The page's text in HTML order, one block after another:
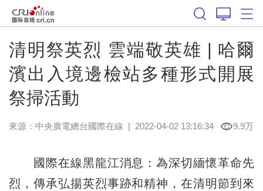
清明祭英烈 雲端敬英雄 | 哈爾
濱出入境邊檢站多種形式開展
祭掃活動
來源：中央廣電總台國際在線 | 2022-04-02 13:16:34 9.9万
國際在線黑龍江消息：為深切緬懷革命先
烈，傳承弘揚英烈事跡和精神，在清明節到來